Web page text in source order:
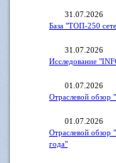
31.07.2026
База "ТОП-250
31.07.2026
Исследование
01.07.2026
Отраслевой обзор
01.07.2026
Отраслевой
года"